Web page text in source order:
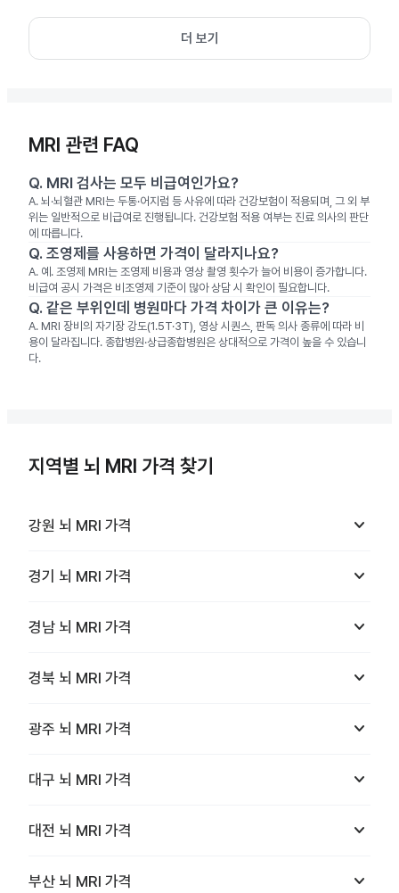
더 보기
MRI 관련 FAQ
Q. MRI 검사는 모두 비급여인가요?
A. 뇌·뇌혈관 MRI는 두통·어지럼 등 사유에 따라 건강보험이 적용되며, 그 외 부
위는 일반적으로 비급여로 진행됩니다. 건강보험 적용 여부는 진료 의사의 판단
에 따릅니다.
Q. 조영제를 사용하면 가격이 달라지나요?
A. 예. 조영제 MRI는 조영제 비용과 영상 촬영 횟수가 늘어 비용이 증가합니다.
비급여 공시 가격은 비조영제 기준이 많아 상담 시 확인이 필요합니다.
Q. 같은 부위인데 병원마다 가격 차이가 큰 이유는?
A. MRI 장비의 자기장 강도(1.5T·3T), 영상 시퀀스, 판독 의사 종류에 따라 비
용이 달라집니다. 종합병원·상급종합병원은 상대적으로 가격이 높을 수 있습니
다.
지역별 뇌 MRI 가격 찾기
강원 뇌 MRI 가격 keyboard_arrow_down
경기 뇌 MRI 가격 keyboard_arrow_down
경남 뇌 MRI 가격 keyboard_arrow_down
경북 뇌 MRI 가격 keyboard_arrow_down
광주 뇌 MRI 가격 keyboard_arrow_down
대구 뇌 MRI 가격 keyboard_arrow_down
대전 뇌 MRI 가격 keyboard_arrow_down
부산 뇌 MRI 가격 keyboard_arrow_down